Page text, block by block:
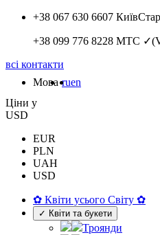
+38 067 630 6607 КиївСтар
+38 099 776 8228 МТС
всі контакти
Мова ruen
Цiни у
USD
EUR
PLN
UAH
USD
✿ Квіти усього Світу ✿
✓ Квіти та букети
Троянди